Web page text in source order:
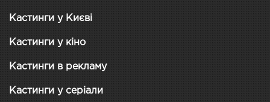
Кастинги у Києві
Кастинги у кіно
Кастинги в рекламу
Кастинги у серіали